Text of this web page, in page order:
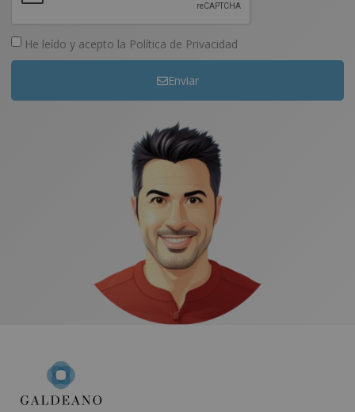
He leído y acepto la Política de Privacidad
Enviar